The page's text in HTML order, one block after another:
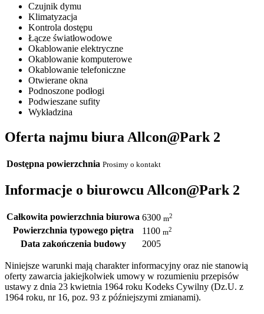
Czujnik dymu
Klimatyzacja
Kontrola dostępu
Łącze światłowodowe
Okablowanie elektryczne
Okablowanie komputerowe
Okablowanie telefoniczne
Otwierane okna
Podnoszone podłogi
Podwieszane sufity
Wykładzina
Oferta najmu biura Allcon@Park 2
Dostępna powierzchnia Prosimy o kontakt
Informacje o biurowcu Allcon@Park 2
Całkowita powierzchnia biurowa 6300 m2
Powierzchnia typowego piętra 1100 m2
Data zakończenia budowy 2005
Niniejsze warunki mają charakter informacyjny oraz nie stanowią
oferty zawarcia jakiejkolwiek umowy w rozumieniu przepisów
ustawy z dnia 23 kwietnia 1964 roku Kodeks Cywilny (Dz.U. z
1964 roku, nr 16, poz. 93 z późniejszymi zmianami).